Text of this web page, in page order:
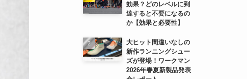
効果？どのレベルに到
達すると不要になるの
か【効果と必要性】
大ヒット間違いなしの
新作ランニングシュー
ズが登場！ワークマン
2026年春夏新製品発表